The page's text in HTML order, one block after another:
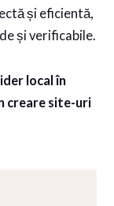
și eficientă,
și verificabile.
local în
creare site-uri